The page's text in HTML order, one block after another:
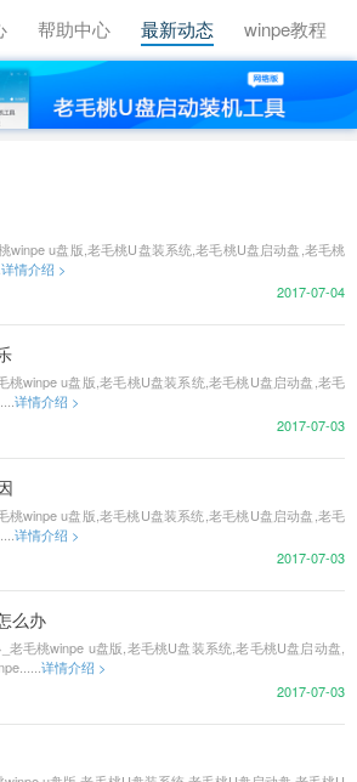
帮助中心 最新动态 winpe教程
winpe u盘版,老毛桃U盘装系统,老毛桃U盘启动盘,老毛桃
详情介绍 >
2017-07-04
桃winpe u盘版,老毛桃U盘装系统,老毛桃U盘启动盘,老毛
详情介绍 >
2017-07-03
桃winpe u盘版,老毛桃U盘装系统,老毛桃U盘启动盘,老毛
详情介绍 >
2017-07-03
么办
老毛桃winpe u盘版,老毛桃U盘装系统,老毛桃U盘启动盘,
详情介绍 >
2017-07-03